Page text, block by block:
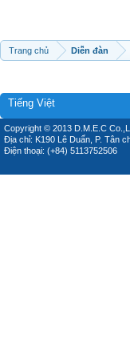
Trang chủ Diễn đàn
Tiếng Việt
Copyright © 2013 D.M.E.C
Địa chỉ: K190 Lê Duẩn, P. Tân
Điện thoại: (+84) 5113752506